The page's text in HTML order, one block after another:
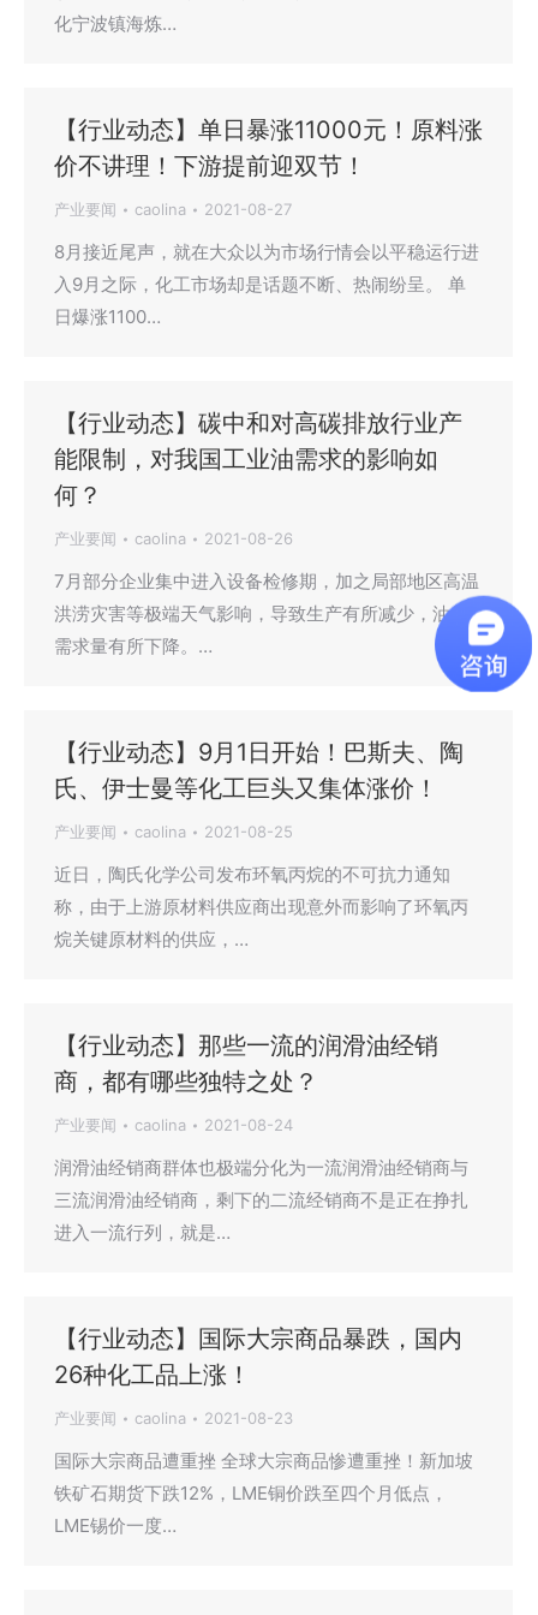
化宁波镇海炼…
【行业动态】单日暴涨11000元！原料涨
价不讲理！下游提前迎双节！
产业要闻 caolina 2021-08-27
8月接近尾声，就在大众以为市场行情会以平稳运行进
入9月之际，化工市场却是话题不断、热闹纷呈。 单
日爆涨1100…
【行业动态】碳中和对高碳排放行业产
能限制，对我国工业油需求的影响如
何？
产业要闻 caolina 2021-08-26
7月部分企业集中进入设备检修期，加之局部地区高温
洪涝灾害等极端天气影响，导致生产有所减少，油品
需求量有所下降。…
【行业动态】9月1日开始！巴斯夫、陶
氏、伊士曼等化工巨头又集体涨价！
产业要闻 caolina 2021-08-25
近日，陶氏化学公司发布环氧丙烷的不可抗力通知
称，由于上游原材料供应商出现意外而影响了环氧丙
烷关键原材料的供应，…
【行业动态】那些一流的润滑油经销
商，都有哪些独特之处？
产业要闻 caolina 2021-08-24
润滑油经销商群体也极端分化为一流润滑油经销商与
三流润滑油经销商，剩下的二流经销商不是正在挣扎
进入一流行列，就是…
【行业动态】国际大宗商品暴跌，国内
26种化工品上涨！
产业要闻 caolina 2021-08-23
国际大宗商品遭重挫 全球大宗商品惨遭重挫！新加坡
铁矿石期货下跌12%，LME铜价跌至四个月低点，
LME锡价一度…